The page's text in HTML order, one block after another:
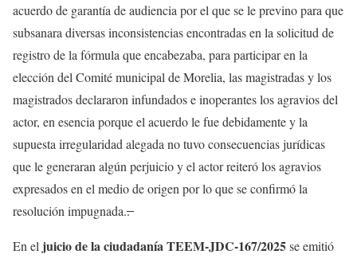
acuerdo de garantía de audiencia por el que se le previno para que
subsanara diversas inconsistencias encontradas en la solicitud de
registro de la fórmula que encabezaba, para participar en la
elección del Comité municipal de Morelia, las magistradas y los
magistrados declararon infundados e inoperantes los agravios del
actor, en esencia porque el acuerdo le fue debidamente y la
supuesta irregularidad alegada no tuvo consecuencias jurídicas
que le generaran algún perjuicio y el actor reiteró los agravios
expresados en el medio de origen por lo que se confirmó la
resolución impugnada..
En el juicio de la ciudadanía TEEM-JDC-167/2025se emitió